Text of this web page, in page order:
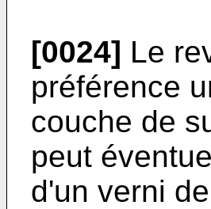
[0024] Le
préférence
couche de
peut
d'un verni